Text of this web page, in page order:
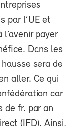
par l’UE et
l’avenir payer
Dans les
sera de
aller. Ce qui
car
de fr. par an
(IFD). Ainsi,